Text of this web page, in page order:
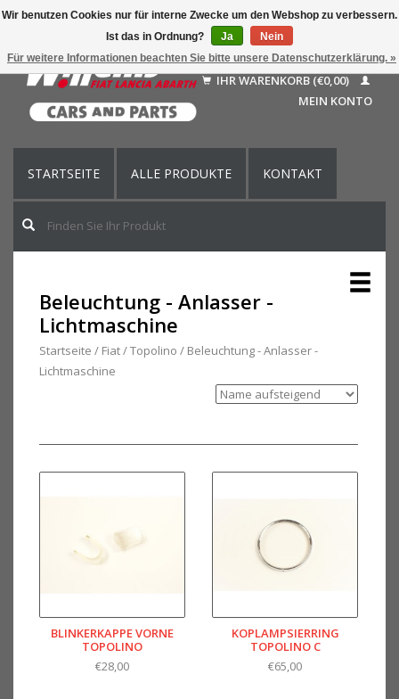
Nederlands
Français
English (US)
IHR WARENKORB (€0,00)
MEIN KONTO
STARTSEITE ALLE PRODUKTE KONTAKT
Beleuchtung - Anlasser -
Lichtmaschine
Startseite / Fiat/Topolino / Beleuchtung - Anlasser -
Lichtmaschine
BLINKERKAPPE VORNE
TOPOLINO
€28,00
KOPLAMPSIERRING
TOPOLINO C
€65,00
Wir benutzen Cookies nur für interne Zwecke um den Webshop zu verbessern.
Ist das in Ordnung?
Ja
Nein
Für weitere Informationen beachten Sie bitte unsere Datenschutzerklärung. »